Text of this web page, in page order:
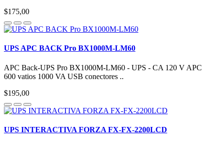
$175,00
UPS APC BACK Pro BX1000M-LM60
APC Back-UPS Pro BX1000M-LM60 - UPS - CA 120 V APC
600 vatios 1000 VA USB conectores ..
$195,00
UPS INTERACTIVA FORZA FX-FX-2200LCD